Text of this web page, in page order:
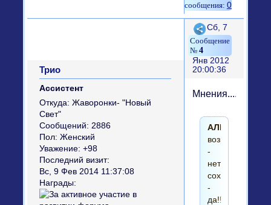
0
Поделиться
4
Сб, 7
Янв 2012
20:00:36
Трио
Ассистент
Откуда: Жаворонки- "Новый
Свет"
Сообщений: 2886
Пол: Женский
Уважение: +98
Последний визит:
Вс, 9 Фев 2014 11:37:08
Награды:
Мнения.........
АЛЬБ:
возродить
-
нет!
сохранить
-
да!!